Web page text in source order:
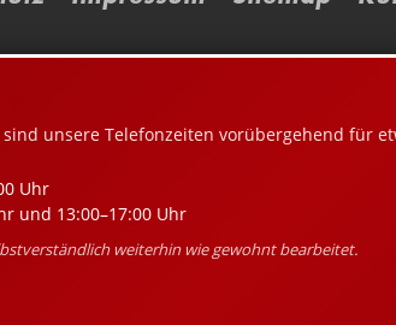
unsere Telefonzeiten vorübergehend für
Uhr
und 13:00–17:00 Uhr
weiterhin wie gewohnt bearbeitet.